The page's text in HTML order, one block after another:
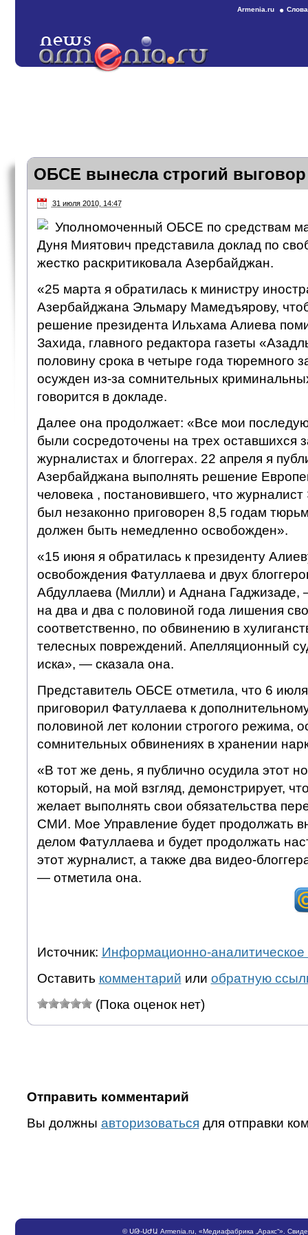
Armenia.ru
ОБСЕ вынесла строгий
31 июля 2010, 14:47
Уполномоченный ОБСЕ по средствам
Дуня Миятович представила доклад по
жестко раскритиковала Азербайджан.
«25 марта я обратилась к министру
Азербайджана Эльмару Мамедъярову,
решение президента Ильхама Алиева
Захида, главного редактора газеты
половину срока в четыре года тюремного
осужден из-за сомнительных
говорится в докладе.
Далее она продолжает: «Все мои
были сосредоточены на трех оставшихся
журналистах и блоггерах. 22 апреля я
Азербайджана выполнять решение
человека , постановившего, что
был незаконно приговорен 8,5 годам
должен быть немедленно освобожден».
«15 июня я обратилась к президенту
освобождения Фатуллаева и двух
Абдуллаева (Милли) и Аднана
на два и два с половиной года лишения
соответственно, по обвинению в
телесных повреждений. Апелляционный
иска», — сказала она.
Представитель ОБСЕ отметила, что 6
приговорил Фатуллаева к
половиной лет колонии строгого режима,
сомнительных обвинениях в хранении
«В тот же день, я публично осудила этот
который, на мой взгляд, демонстрирует,
желает выполнять свои обязательства
СМИ. Мое Управление будет продолжать
делом Фатуллаева и будет продолжать
этот журналист, а также два видео-
— отметила она.
Источник: Информационно-аналитическое
Оставить комментарий или обратную
(Пока оценок нет)
Отправить комментарий
Вы должны авторизоваться для отправки
©ՍԹ-ՍԺԱ Armenia.ru , «Медиафабрика „Аракс“».